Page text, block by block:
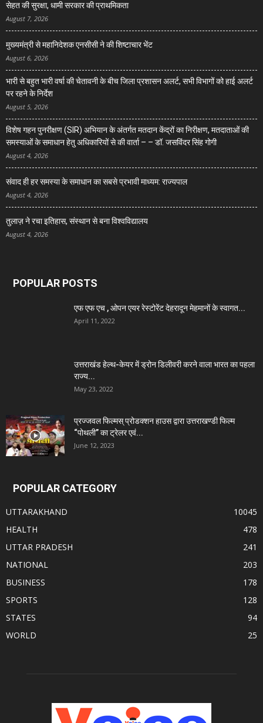
सेहत की सुरक्षा, धामी सरकार की प्राथमिकता
August 7, 2026
मुख्यमंत्री से महानिदेशक एनसीसी ने की शिष्टाचार भेंट
August 6, 2026
भारी से बहुत भारी वर्षा की चेतावनी के बीच जिला प्रशासन अलर्ट, सभी विभागों को हाई अलर्ट
पर रहने के निर्देश
August 5, 2026
विशेष गहन पुनरीक्षण (SIR) अभियान के अंतर्गत मतदान केंद्रों का निरीक्षण, मतदाताओं की
समस्याओं के समाधान हेतु अधिकारियों से की वार्ता – – डॉ. जसविंदर सिंह गोगी
August 4, 2026
संवाद ही हर समस्या के समाधान का सबसे प्रभावी माध्यम: राज्यपाल
August 4, 2026
तुलाज़ ने रचा इतिहास, संस्थान से बना विश्वविद्यालय
August 4, 2026
POPULAR POSTS
एफ एफ एच , ओपन एयर रेस्टोरेंट देहरादून मेहमानों के स्वागत...
April 11, 2022
उत्तराखंड हेल्थ-केयर में ड्रोन डिलीवरी करने वाला भारत का पहला
राज्य...
May 23, 2022
प्रज्जवल फिल्मस् प्रोडक्शन हाउस द्वारा उत्तराखण्डी फिल्म
“पोथली” का ट्रेलर एवं...
June 12, 2023
POPULAR CATEGORY
UTTARAKHAND
10045
HEALTH
478
UTTAR PRADESH
241
NATIONAL
203
BUSINESS
178
SPORTS
128
STATES
94
WORLD
25